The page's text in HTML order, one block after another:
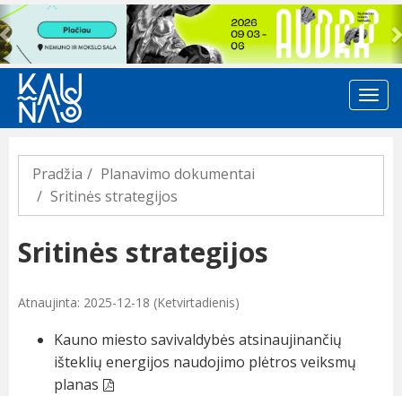
Previous
Pradžia
Planavimo dokumentai
Sritinės strategijos
Sritinės strategijos
Atnaujinta: 2025-12-18 (Ketvirtadienis)
Kauno miesto savivaldybės atsinaujinančių
išteklių energijos naudojimo plėtros veiksmų
planas